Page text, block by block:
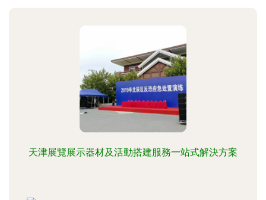
天津展覽展示器材及活動搭建服務一站式解決方案